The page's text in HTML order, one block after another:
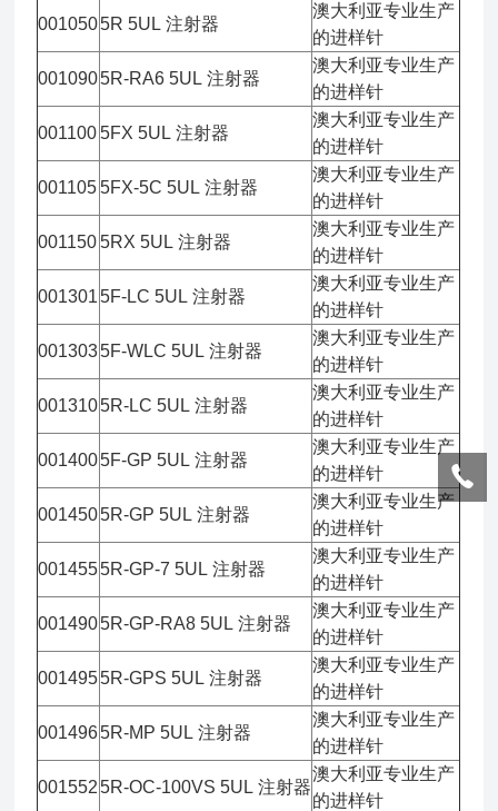
0010505R 5UL 注射器
澳大利亚专业生产
的进样针
0010905R-RA6 5UL 注射器
澳大利亚专业生产
的进样针
001100 5FX 5UL 注射器
澳大利亚专业生产
的进样针
001105 5FX-5C 5UL 注射器
澳大利亚专业生产
的进样针
001150 5RX 5UL 注射器
澳大利亚专业生产
的进样针
001301 5F-LC 5UL 注射器
澳大利亚专业生产
的进样针
0013035F-WLC 5UL 注射器
澳大利亚专业生产
的进样针
0013105R-LC 5UL 注射器
澳大利亚专业生产
的进样针
0014005F-GP 5UL 注射器
澳大利亚专业生产
的进样针
0014505R-GP 5UL 注射器
澳大利亚专业生产
的进样针
0014555R-GP-7 5UL 注射器
澳大利亚专业生产
的进样针
0014905R-GP-RA8 5UL 注射器
澳大利亚专业生产
的进样针
0014955R-GPS 5UL 注射器
澳大利亚专业生产
的进样针
0014965R-MP 5UL 注射器
澳大利亚专业生产
的进样针
001552 5R-OC-100VS 5UL 注射器
澳大利亚专业生产
的进样针